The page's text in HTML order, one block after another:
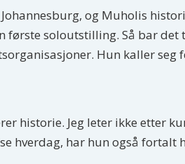
og Muholis
soloutstilling. Så bar
Hun kaller seg
historie. Jeg leter ikke etter
hverdag, har hun også